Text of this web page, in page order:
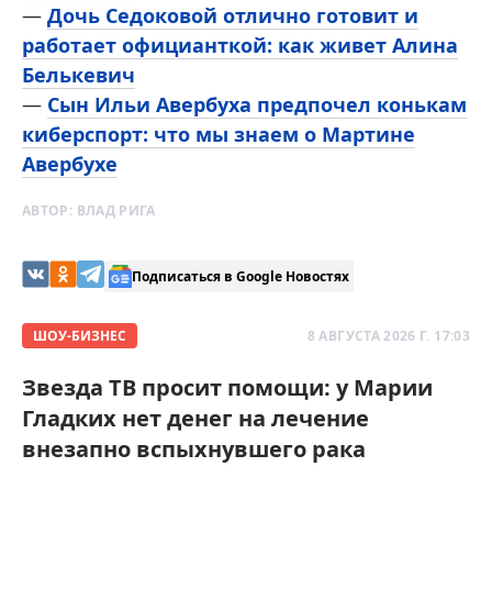
— Дочь Седоковой отлично готовит и
работает официанткой: как живет Алина
Белькевич
— Сын Ильи Авербуха предпочел конькам
киберспорт: что мы знаем о Мартине
Авербухе
АВТОР: ВЛАД РИГА
Подписаться в Google Новостях
ШОУ-БИЗНЕС 8 АВГУСТА 2026 Г. 17:03
Звезда ТВ просит помощи: у Марии
Гладких нет денег на лечение
внезапно вспыхнувшего рака